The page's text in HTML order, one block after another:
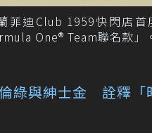
菲迪Club 1959快閃店
One® Team聯名款」
綠與紳士金 詮釋「